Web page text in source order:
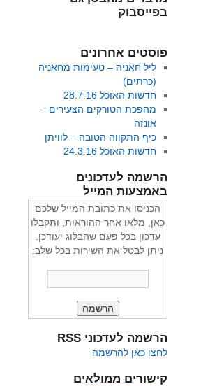
בפייסבוק
פוסטים אחרונים
ליל חאניה – טעימות מחאניה
(כרתים)
חדשות האוכל 28.7.16
מהפכת הטורקים הצעירים –
אונזה
כיף התקווה הטובה – לוויתן
חדשות האוכל 24.3.16
הרשמה לעדכונים
באמצעות המייל
הכניסו את כתובת המייל שלכם
כאן, מלאו אחר ההוראות, ותקבלו
עדכון בכל פעם שהבלוג יעודכן.
ניתן לבטל את השירות בכל שלב:
הרשמה לעדכוני RSS
לחצו כאן להרשמה
קישורים ממולאים